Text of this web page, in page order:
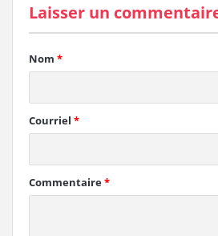
Laisser un
Nom *
Courriel *
Commentaire*